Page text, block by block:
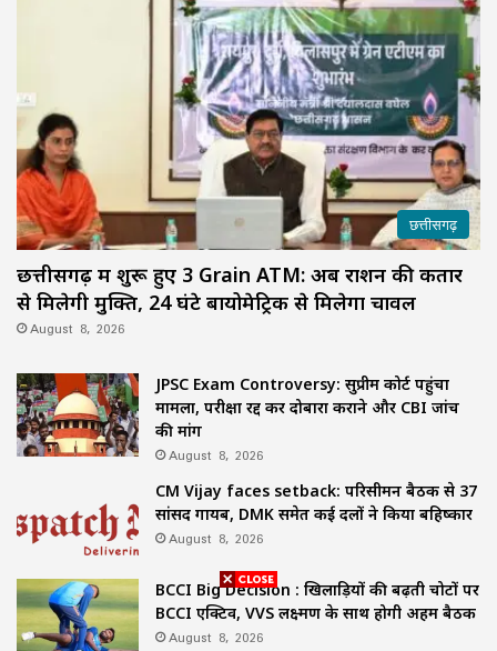
छत्तीसगढ़
छत्तीसगढ़ में शुरू हुए 3 Grain ATM: अब राशन की कतार
से मिलेगी मुक्ति, 24 घंटे बायोमेट्रिक से मिलेगा चावल
August 8, 2026
JPSC Exam Controversy: सुप्रीम कोर्ट पहुंचा
मामला, परीक्षा रद्द कर दोबारा कराने और CBI जांच
की मांग
August 8, 2026
CM Vijay faces setback: परिसीमन बैठक से 37
सांसद गायब, DMK समेत कई दलों ने किया बहिष्कार
August 8, 2026
BCCI Big Decision : खिलाड़ियों की बढ़ती चोटों पर
BCCI एक्टिव, VVS लक्ष्मण के साथ होगी अहम बैठक
August 8, 2026